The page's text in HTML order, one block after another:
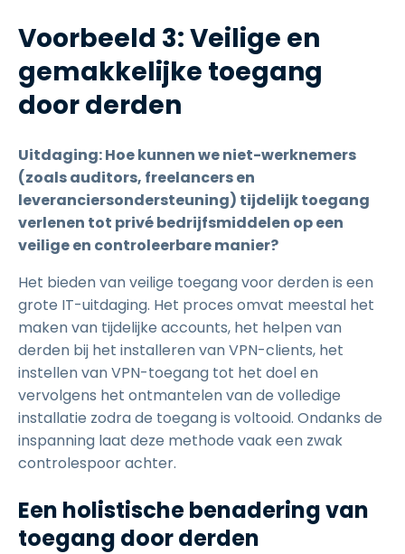
Voorbeeld 3: Veilige en
gemakkelijke toegang
door derden
Uitdaging: Hoe kunnen we niet-werknemers
(zoals auditors, freelancers en
leveranciersondersteuning) tijdelijk toegang
verlenen tot privé bedrijfsmiddelen op een
veilige en controleerbare manier?
Het bieden van veilige toegang voor derden is een
grote IT-uitdaging. Het proces omvat meestal het
maken van tijdelijke accounts, het helpen van
derden bij het installeren van VPN-clients, het
instellen van VPN-toegang tot het doel en
vervolgens het ontmantelen van de volledige
installatie zodra de toegang is voltooid. Ondanks de
inspanning laat deze methode vaak een zwak
controlespoor achter.
Een holistische benadering van
toegang door derden